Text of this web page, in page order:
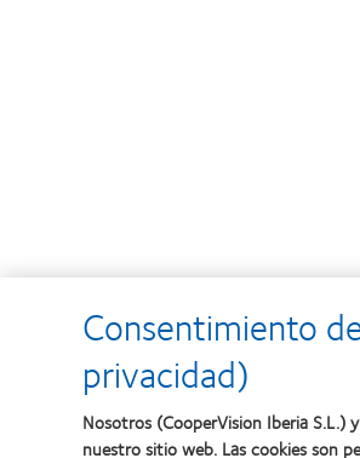
Consentimiento
privacidad)
Nosotros (CooperVision Iberia S.L.)
nuestro sitio web. Las cookies son